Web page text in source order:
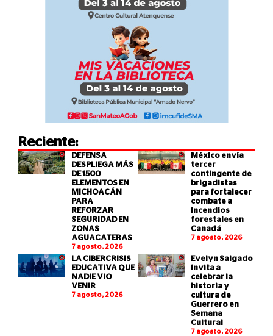
Reciente:
DEFENSA
DESPLIEGA MÁS
DE 1500
ELEMENTOS EN
MICHOACÁN
PARA
REFORZAR
SEGURIDAD EN
ZONAS
AGUACATERAS
7 agosto, 2026
México envía
tercer
contingente de
brigadistas
para fortalecer
combate a
incendios
forestales en
Canadá
7 agosto, 2026
LA CIBERCRISIS
EDUCATIVA QUE
NADIE VIO
VENIR
7 agosto, 2026
Evelyn Salgado
invita a
celebrar la
historia y
cultura de
Guerrero en
Semana
Cultural
7 agosto, 2026